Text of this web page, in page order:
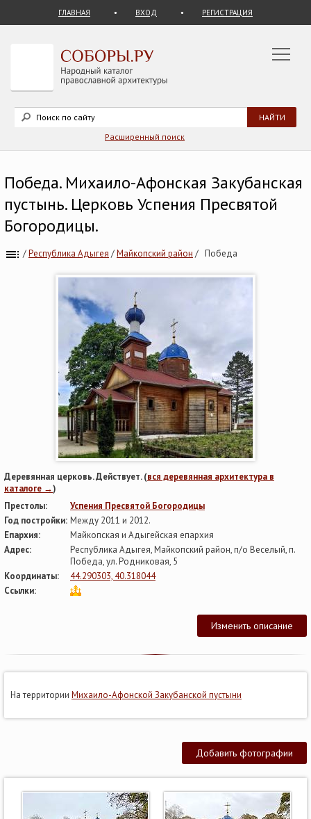
ГЛАВНАЯ ВХОД РЕГИСТРАЦИЯ
Расширенный поиск
Победа. Михаило-Афонская Закубанская
пустынь. Церковь Успения Пресвятой
Богородицы.
/Республика Адыгея /Майкопский район / Победа
Деревянная церковь. Действует. (вся деревянная архитектура в
каталоге →)
Престолы:
Успения Пресвятой Богородицы
Год постройки: Между 2011 и 2012.
Епархия:
Майкопская и Адыгейская епархия
Адрес:
Республика Адыгея, Майкопский район, п/о Веселый, п.
Победа, ул. Родниковая, 5
Координаты:
44.290303, 40.318044
Ссылки:
Изменить описание
На территории Михаило-Афонской Закубанской пустыни
Добавить фотографии